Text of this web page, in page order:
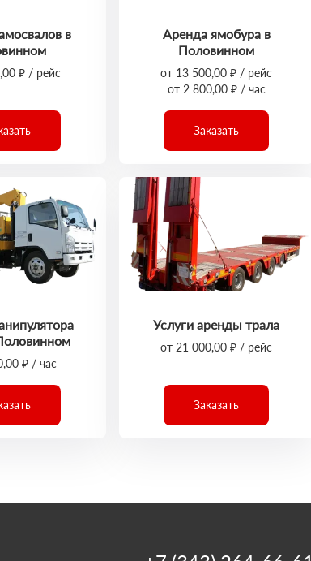
в
₽ / рейс
Аренда ямобура в
Половинном
от 13 500,00 ₽ / рейс
от 2 800,00 ₽ / час
Заказать
₽ / час
Услуги аренды трала
от 21 000,00 ₽ / рейс
Заказать